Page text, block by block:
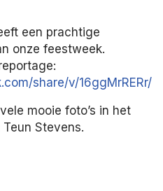
een prachtige
onze feestweek.
share/v/16ggMrRERr/
mooie foto’s in het
Stevens.